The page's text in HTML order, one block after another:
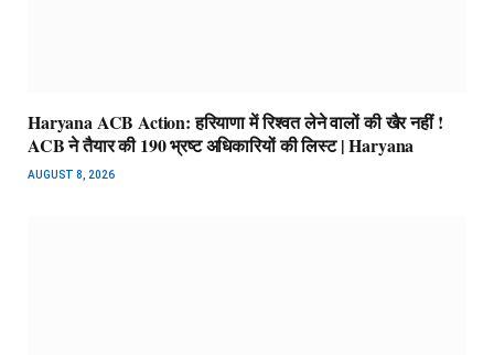
Haryana ACB Action: हरियाणा में रिश्वत लेने वालों की खैर नहीं !
ACB ने तैयार की 190 भ्रष्ट अधिकारियों की लिस्ट | Haryana
AUGUST 8, 2026